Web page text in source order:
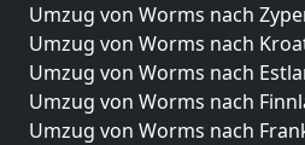
Umzug von Worms nach
Umzug von Worms nach
Umzug von Worms nach
Umzug von Worms nach
Umzug von Worms nach